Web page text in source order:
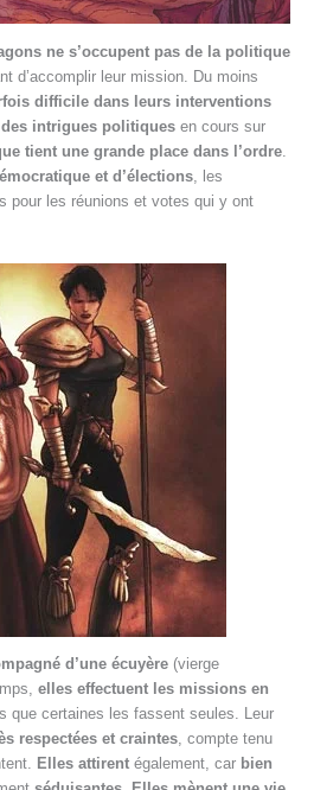
ne s’occupent pas de la politique
d’accomplir leur mission. Du moins
difficile dans leurs interventions
intrigues politiques en cours sur
tient une grande place dans l’ordre.
et d’élections, les
pour les réunions et votes qui y ont
d’une écuyère (vierge
elles effectuent les missions en
que certaines les fassent seules. Leur
respectées et craintes, compte tenu
Elles attirent également, car bien